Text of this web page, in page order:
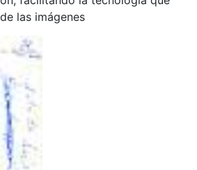
las imágenes